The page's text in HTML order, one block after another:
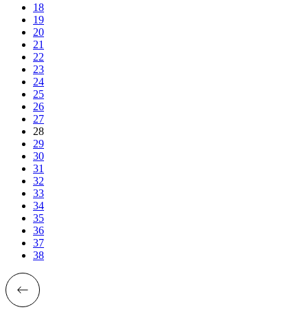
18
19
20
21
22
23
24
25
26
27
28
29
30
31
32
33
34
35
36
37
38